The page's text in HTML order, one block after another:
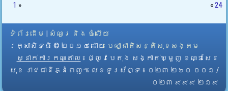
1 » «24
ទំព័រដើម
សំណួរ និង ចំលើយ
រក្សាសិទ្ធិ © ២០១៤ ដោយ​ បេឡាជាតិសន្តិសុខសង្គម
ស្នាក់ការកណ្តាល ៖ ផ្លូវបេតុង សង្កាត់ឃ្មួញ ខណ្ឌសែន
សុខ រាជធានីភ្នំពេញ។ លេខទូរស័ព្ទ ៖ ០២៣ ២៦០ ០០១ /
០២៣ ៩៩៩ ២១៩